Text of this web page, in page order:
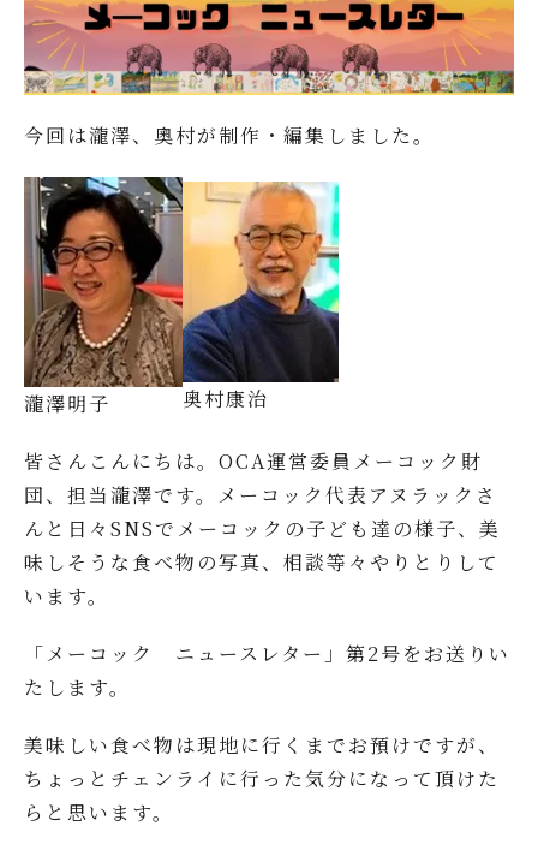
今回は瀧澤、奧村が制作・編集しました。
瀧澤明子 奥村康治
皆さんこんにちは。OCA運営委員メーコック財
団、担当瀧澤です。メーコック代表アヌラックさ
んと日々SNSでメーコックの子ども達の様子、美
味しそうな食べ物の写真、相談等々やりとりして
います。
「メーコック ニュースレター」第2号をお送りい
たします。
美味しい食べ物は現地に行くまでお預けですが、
ちょっとチェンライに行った気分になって頂けた
らと思います。